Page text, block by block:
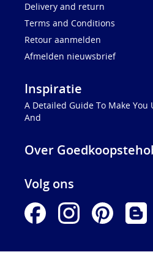
Delivery and return
Terms and Conditions
Retour aanmelden
Afmelden nieuwsbrief
Inspiratie
A Detailed Guide To Make
And
Over
Volg ons